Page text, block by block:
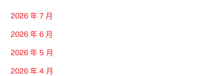
2026 年 7 月
2026 年 6 月
2026 年 5 月
2026 年 4 月